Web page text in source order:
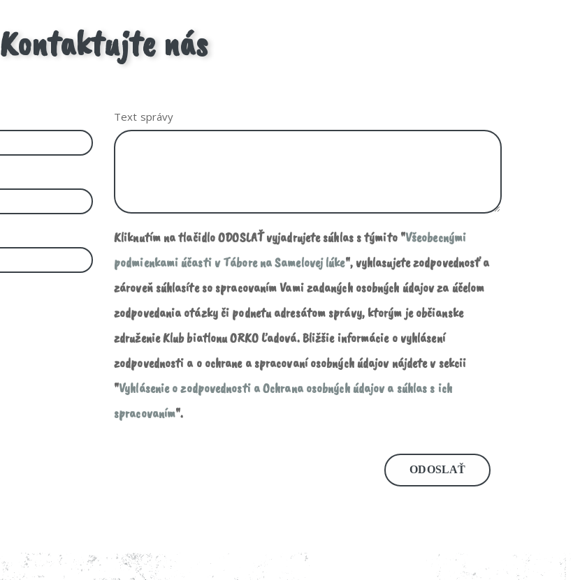
Kontaktujte nás
Text správy
Kliknutím na tlačidlo ODOSLAŤ vyjadrujete súhlas s týmito "Všeobecnými
podmienkami účasti v Táborena Samelovej lúke", vyhlasujete zodpovednosť a
zároveň súhlasíte so spracovaním Vami zadaných osobných údajov za účelom
zodpovedania otázky či podnetu adresátom správy, ktorým je občianske
združenie Klub biatlonu ORKO Ľadová. Bližšie informácie o vyhlásení
zodpovednosti a o ochrane a spracovaní osobných údajov nájdete v sekcii
"Vyhlásenie o zodpovednosti a Ochrana osobných údajov a súhlas s ich
spracovaním".